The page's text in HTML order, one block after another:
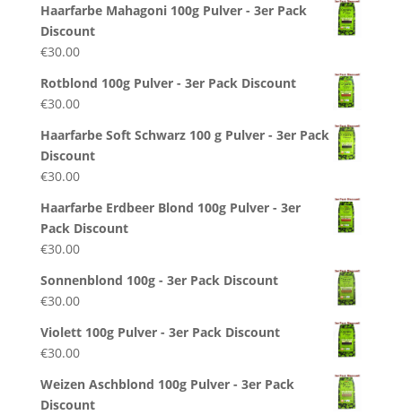
Haarfarbe Mahagoni 100g Pulver - 3er Pack
Discount
€30.00
Rotblond 100g Pulver - 3er Pack Discount
€30.00
Haarfarbe Soft Schwarz 100 g Pulver - 3er Pack
Discount
€30.00
Haarfarbe Erdbeer Blond 100g Pulver - 3er
Pack Discount
€30.00
Sonnenblond 100g - 3er Pack Discount
€30.00
Violett 100g Pulver - 3er Pack Discount
€30.00
Weizen Aschblond 100g Pulver - 3er Pack
Discount